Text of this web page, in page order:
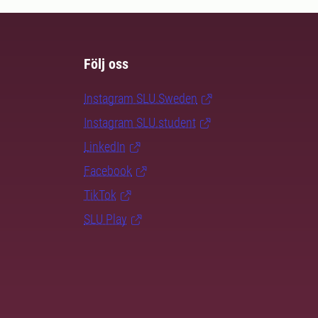
Följ oss
Instagram SLU.Sweden
Instagram SLU.student
LinkedIn
Facebook
TikTok
SLU Play